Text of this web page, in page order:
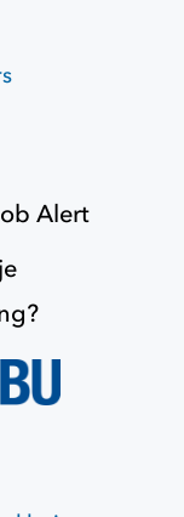
Alert